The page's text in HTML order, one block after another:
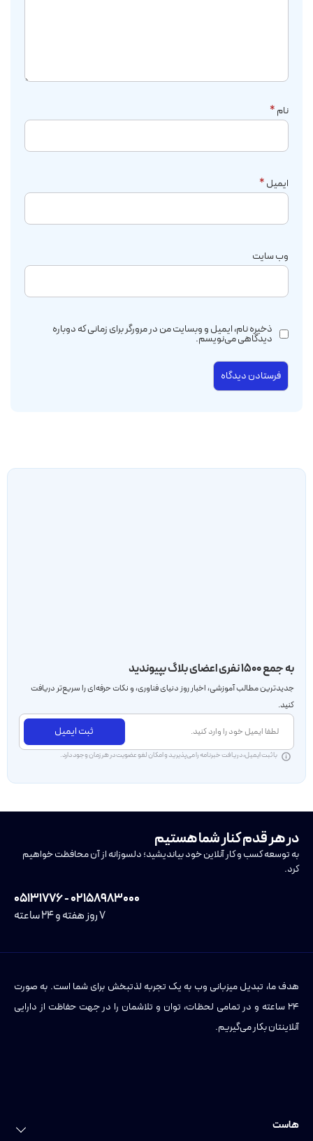
نام*
ایمیل*
وب‌ سایت
ذخیره نام، ایمیل و وبسایت من در مرورگر برای زمانی که دوباره
دیدگاهی می‌نویسم.
به جمع ۱۵۰۰ نفری اعضای بلاگ بپیوندید
جدید‌ترین مطالب آموزشی، اخبار روز دنیای فناوری، و نکات حرفه‌ای را سریع‌تر دریافت
کنید.
ثبت ایمیل
با ثبت ایمیل، دریافت خبرنامه را می‌پذیرید و امکان لغو عضویت در هر زمان وجود دارد.
در هر قدم کنار شما هستیم
به توسعه کسب و کار آنلاین خود بیاندیشید؛ دلسوزانه از آن محافظت خواهیم
کرد.
۰۲۱۵۸۹۸۳۰۰۰ - ۰۵۱۳۱۷۷۶
۷ روز هفته و ۲۴ ساعته
هدف ما، تبدیل میزبانی وب به یک تجربه لذتبخش برای شما است. به صورت
۲۴ ساعته و در تمامی لحظات، توان و تلاشمان را در جهت حفاظت از دارایی
آنلاینتان بکار می‌گیریم.
هاست